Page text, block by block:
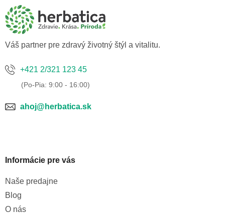
Váš partner pre zdravý životný štýl a vitalitu.
+421 2/321 123 45
ahoj@herbatica.sk
Informácie pre vás
Naše predajne
Blog
O nás